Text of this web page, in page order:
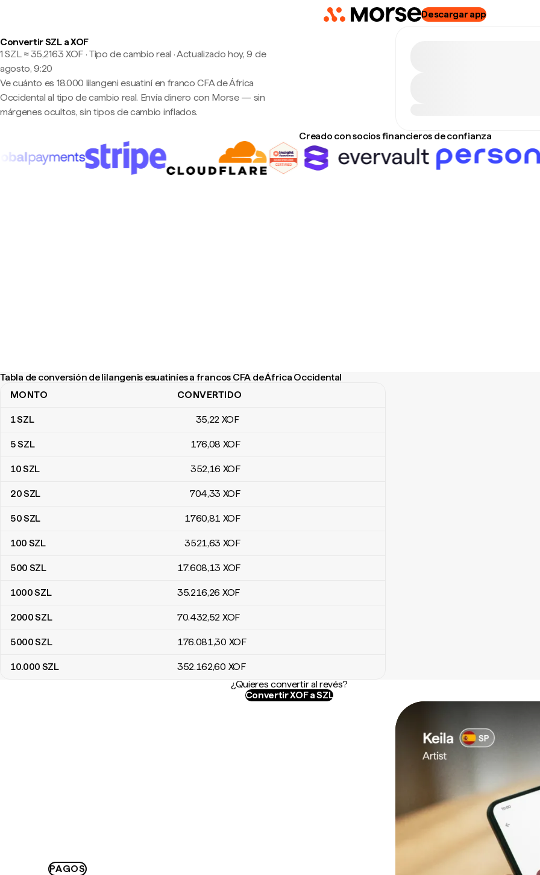
Descargar app
Convertir SZL a XOF
1 SZL ≈ 35,2163 XOF · Tipo de cambio real ·Actualizado hoy, 9 de
agosto, 9:20
Ve cuánto es 18.000 lilangeni esuatiní en franco CFA de África
Occidental al tipo de cambio real. Envía dinero con Morse — sin
márgenes ocultos, sin tipos de cambio inflados.
Creado con socios financieros de confianza
Tabla de conversión de lilangenis esuatiníes a francos CFA de África Occidental
Tabla de conversión de lilangenis esuatiníes a francos CFA de África Occidental
MONTO CONVERTIDO
1SZL 35,22 XOF
5SZL 176,08 XOF
10SZL 352,16 XOF
20SZL 704,33 XOF
50SZL 1760,81 XOF
100 SZL 3521,63 XOF
500 SZL 17.608,13 XOF
1000SZL 35.216,26 XOF
2000SZL 70.432,52 XOF
5000SZL 176.081,30 XOF
10.000 SZL 352.162,60 XOF
¿Quieres convertir al revés?
Convertir XOF a SZL
PAGOS